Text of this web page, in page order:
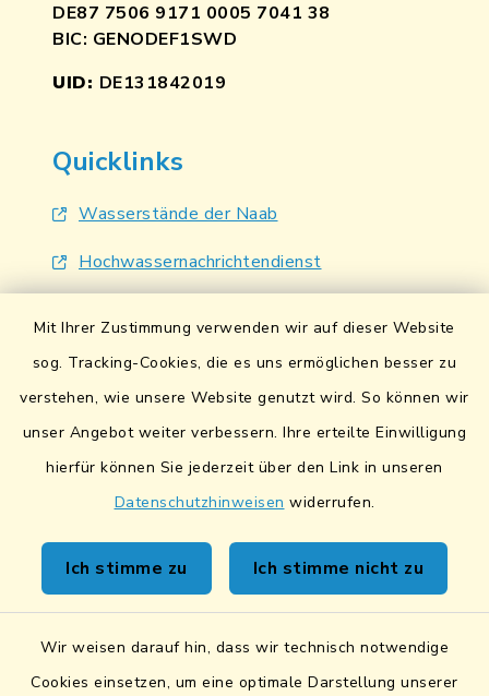
Mit Ihrer Zustimmung verwenden wir auf dieser Website
sog. Tracking-Cookies, die es uns ermöglichen besser zu
verstehen, wie unsere Website genutzt wird. So können wir
unser Angebot weiter verbessern. Ihre erteilte Einwilligung
hierfür können Sie jederzeit über den Link in unseren
Datenschutzhinweisen widerrufen.
Ich stimme zu Ich stimme nicht zu
Wir weisen darauf hin, dass wir technisch notwendige
Cookies einsetzen, um eine optimale Darstellung unserer
DE87 7506 9171 0005 7041 38
BIC: GENODEF1SWD
UID: DE131842019
Quicklinks
Wasserstände der Naab
Hochwassernachrichtendienst
Lokales Bündnis für Familien
Fairtrade-Towns
Kontakt
Sicherer Datentransfer